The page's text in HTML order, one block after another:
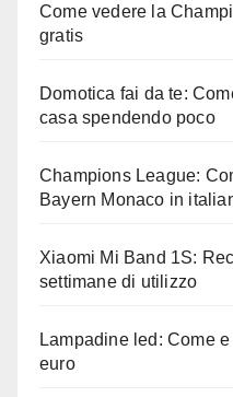
Come vedere la
gratis
Domotica fai da te:
casa spendendo poco
Champions League:
Bayern Monaco in
Xiaomi Mi Band 1S:
settimane di utilizzo
Lampadine led: Come
euro